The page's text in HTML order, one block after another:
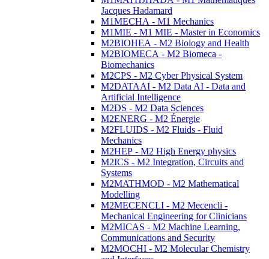
Jacques Hadamard
M1MECHA - M1 Mechanics
M1MIE - M1 MIE - Master in Economics
M2BIOHEA - M2 Biology and Health
M2BIOMECA - M2 Biomeca -
Biomechanics
M2CPS - M2 Cyber Physical System
M2DATAAI - M2 Data AI - Data and
Artificial Intelligence
M2DS - M2 Data Sciences
M2ENERG - M2 Énergie
M2FLUIDS - M2 Fluids - Fluid
Mechanics
M2HEP - M2 High Energy physics
M2ICS - M2 Integration, Circuits and
Systems
M2MATHMOD - M2 Mathematical
Modelling
M2MECENCLI - M2 Mecencli -
Mechanical Engineering for Clinicians
M2MICAS - M2 Machine Learning,
Communications and Security
M2MOCHI - M2 Molecular Chemistry